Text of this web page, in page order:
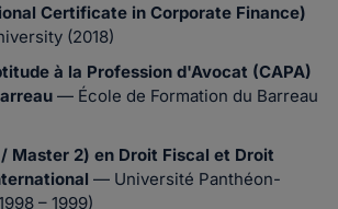
Certificate in Corporate Finance)
(2018)
à la Profession d'Avocat (CAPA)
— École de Formation du Barreau
Master 2) en Droit Fiscal et Droit
— Université Panthéon-
– 1999)